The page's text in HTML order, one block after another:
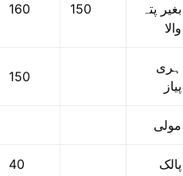
160 150
بغیر پتہ
والا
150
ہری
پیاز
مولی
40 پالک